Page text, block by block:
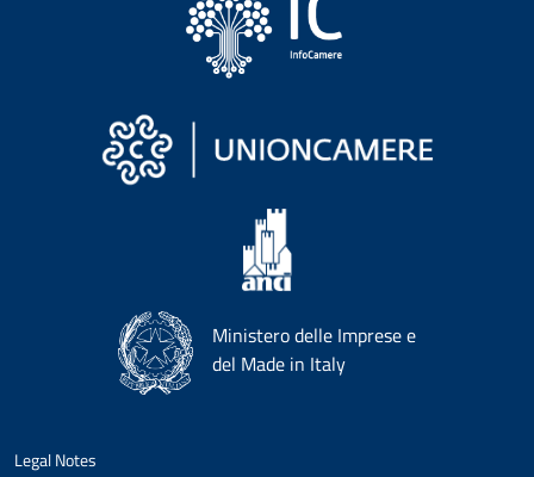
Ministero delle Imprese e
del Made in Italy
Legal Notes